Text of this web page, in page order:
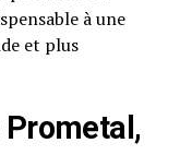
à une
et plus
Prometal,